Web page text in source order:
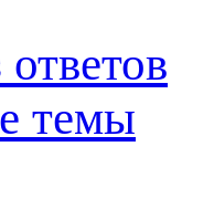
темы